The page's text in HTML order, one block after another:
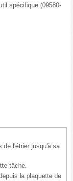
spécifique (09580-
de l'étrier jusqu'à sa
tâche.
la plaquette de